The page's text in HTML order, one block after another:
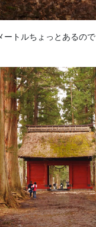
ートルちょっとあるので